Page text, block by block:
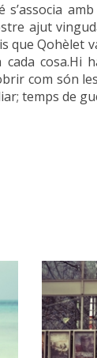
ajut
que Qohèlet
cosa.Hi
com són
temps de